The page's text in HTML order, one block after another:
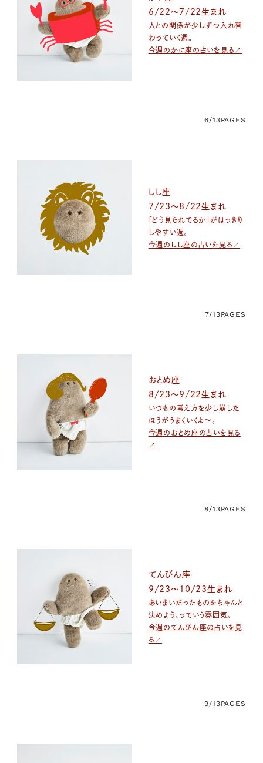
6/22～7/22生まれ
人との関係が少しずつ入れ替
わっていく週。
今週のかに座の占いを見る↗
6/13PAGES
しし座
7/23〜8/22生まれ
「どう見られてるか」がはっきり
しやすい週。
今週のしし座の占いを見る↗
7/13PAGES
おとめ座
8/23〜9/22生まれ
いつもの考え方を少し崩した
ほうがうまくいくよ〜。
今週のおとめ座の占いを見る
↗
8/13PAGES
てんびん座
9/23〜10/23生まれ
あいまいだったものをちゃんと
決めよう、っていう雰囲気。
今週のてんびん座の占いを見
る↗
9/13PAGES